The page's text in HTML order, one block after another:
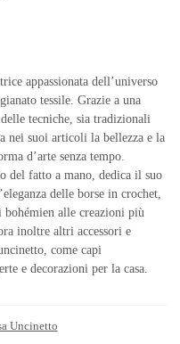
appassionata dell’universo
tessile. Grazie a una
tecniche, sia tradizionali
nei suoi articoli la bellezza e la
d’arte senza tempo.
del fatto a mano, dedica il suo
delle borse in crochet,
bohémien alle creazioni più
inoltre altri accessori e
come capi
e decorazioni per la casa.
Uncinetto